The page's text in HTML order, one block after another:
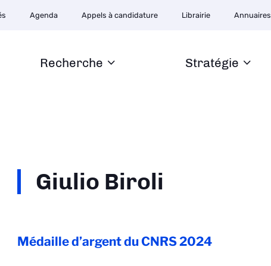
Recherche Stratégie
Agenda Appels à candidature Librairie Annuaires
Giulio Biroli
Médaille d’argent du CNRS2024